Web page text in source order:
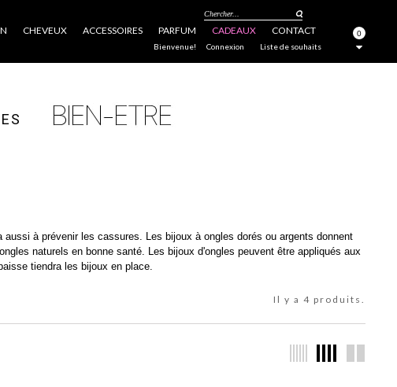
CHEVEUX ACCESSOIRES PARFUM CADEAUX CONTACT
Chercher...
0
Liste de souhaits
Bienvenue! Connexion
à prévenir les cassures. Les bijoux à ongles dorés ou argents donnent
naturels en bonne santé. Les bijoux d'ongles peuvent être appliqués aux
tiendra les bijoux en place.
Il y a 4 produits.